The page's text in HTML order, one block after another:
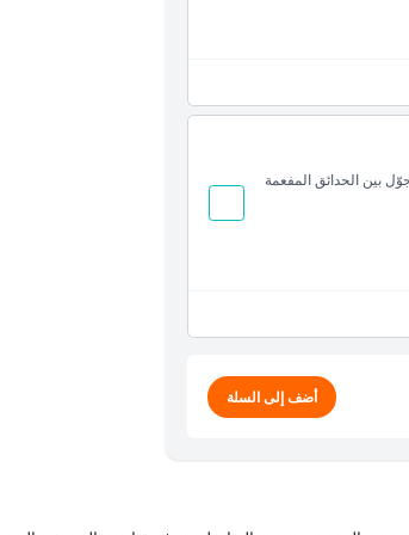
حيث تزدهر أكثر من 500 فراشة استوائية. تجوّل بين الحدائق المفعمة
أضف إلى السلة